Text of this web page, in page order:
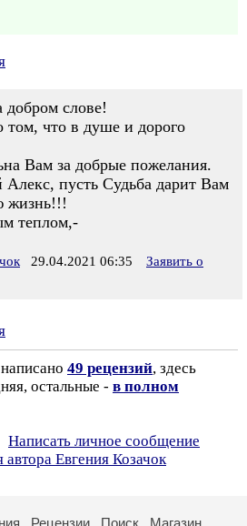
добром слове!
том, что в душе и дорого
Вам за добрые пожелания.
пусть Судьба дарит Вам
жизнь!!!
теплом,-
29.04.2021 06:35
Заявить о
49 рецензий, здесь
остальные - в полном
Написать личное сообщение
Евгения Козачок
Рецензии Поиск Магазин